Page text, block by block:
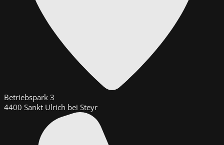
Betriebspark 3
4400 Sankt Ulrich bei Steyr